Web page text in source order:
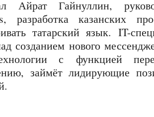
Айрат Гайнуллин,
разработка казанских
татарский язык. IT-
созданием нового
с функцией
займёт лидирующие